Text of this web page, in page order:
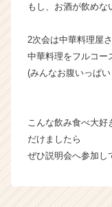
もし、お酒が飲めな
2次会は中華料理屋
中華料理をフルコー
(みんなお腹いっぱ
こんな飲み食べ大
だけましたら
ぜひ説明会へ参加し